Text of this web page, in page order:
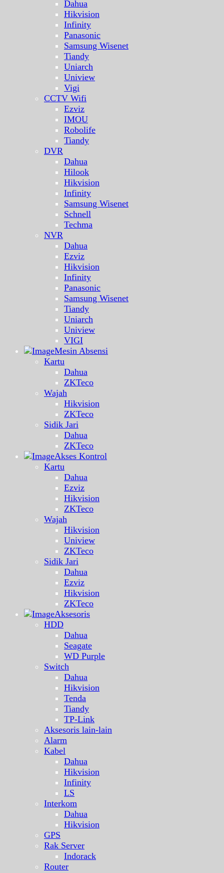
Dahua
Hikvision
Infinity
Panasonic
Samsung Wisenet
Tiandy
Uniarch
Uniview
Vigi
CCTV Wifi
Ezviz
IMOU
Robolife
Tiandy
DVR
Dahua
Hilook
Hikvision
Infinity
Samsung Wisenet
Schnell
Techma
NVR
Dahua
Ezviz
Hikvision
Infinity
Panasonic
Samsung Wisenet
Tiandy
Uniarch
Uniview
VIGI
Mesin Absensi
Kartu
Dahua
ZKTeco
Wajah
Hikvision
ZKTeco
Sidik Jari
Dahua
ZKTeco
Akses Kontrol
Kartu
Dahua
Ezviz
Hikvision
ZKTeco
Wajah
Hikvision
Uniview
ZKTeco
Sidik Jari
Dahua
Ezviz
Hikvision
ZKTeco
Aksesoris
HDD
Dahua
Seagate
WD Purple
Switch
Dahua
Hikvision
Tenda
Tiandy
TP-Link
Aksesoris lain-lain
Alarm
Kabel
Dahua
Hikvision
Infinity
LS
Interkom
Dahua
Hikvision
GPS
Rak Server
Indorack
Router